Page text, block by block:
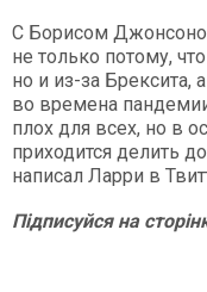
С Борисом
не только потому,
но и из-за Брексита,
во времена
плох для всех, но в
приходится делить
написал Ларри в
Підписуйся на